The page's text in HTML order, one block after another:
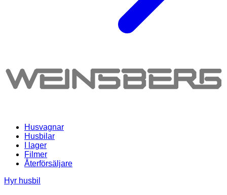
Husvagnar
Husbilar
I lager
Filmer
Återförsäljare
Hyr husbil